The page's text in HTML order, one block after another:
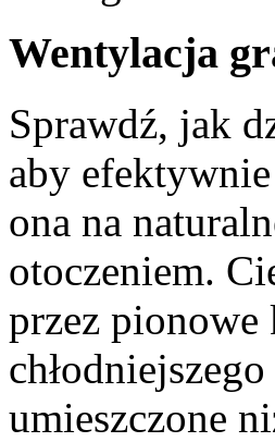
Wentylacja
Sprawdź, jak
aby
ona na
otoczeniem.
przez pionowe
umieszczone